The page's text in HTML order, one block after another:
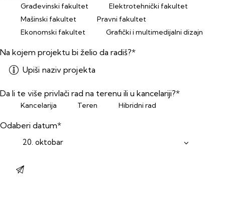
Građevinski fakultet
Elektrotehnički fakultet
Mašinski fakultet
Pravni fakultet
Ekonomski fakultet
Grafički i multimedijalni dizajn
Na kojem projektu bi želio da radiš?*
Da li te više privlači rad na terenu ili u kancelariji?*
Kancelarija Teren Hibridni rad
Odaberi datum*